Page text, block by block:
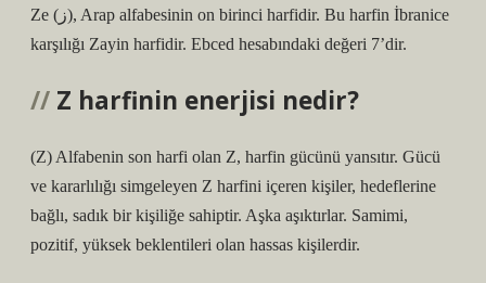
Ze (ز), Arap alfabesinin on birinci harfidir. Bu harfin İbranice
karşılığı Zayin harfidir. Ebced hesabındaki değeri 7’dir.
Z harfinin enerjisi nedir?
(Z) Alfabenin son harfi olan Z, harfin gücünü yansıtır. Gücü
ve kararlılığı simgeleyen Z harfini içeren kişiler, hedeflerine
bağlı, sadık bir kişiliğe sahiptir. Aşka aşıktırlar. Samimi,
pozitif, yüksek beklentileri olan hassas kişilerdir.